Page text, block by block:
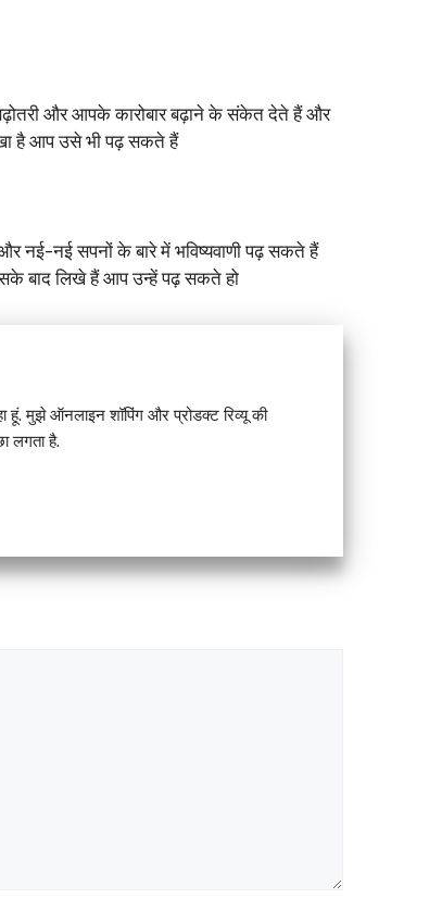
और आपके कारोबार बढ़ाने के संकेत देते हैं और
है आप उसे भी पढ़ सकते हैं
नई-नई सपनों के बारे में भविष्यवाणी पढ़ सकते हैं
बाद लिखे हैं आप उन्हें पढ़ सकते हो
हूं. मुझे ऑनलाइन शॉपिंग और प्रोडक्ट रिव्यू की
लगता है.